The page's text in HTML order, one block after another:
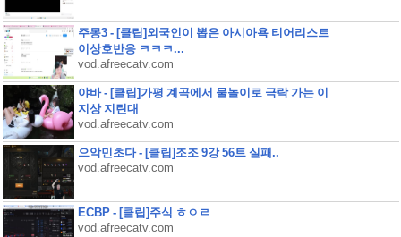
주몽3 - [클립]외국인이 뽑은 아시아욕 티어리스트
이상호반응 ㅋㅋㅋ...
vod.afreecatv.com
야바 - [클립]가평 계곡에서 물놀이로 극락 가는 이
지상 지린대
vod.afreecatv.com
으악민초다 - [클립]조조 9강 56트 실패..
vod.afreecatv.com
ECBP - [클립]주식 ㅎㅇㄹ
vod.afreecatv.com